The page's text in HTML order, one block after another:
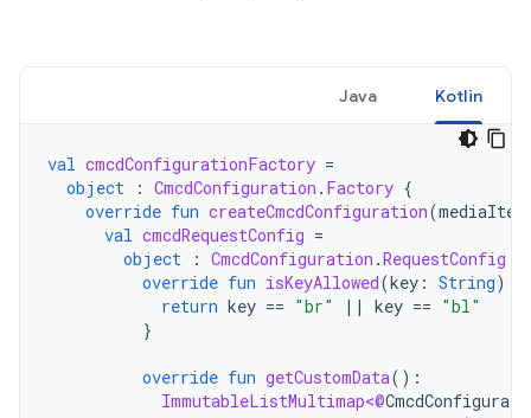
Kotlin
Java
val cmcdConfigurationFactory =
object
: CmcdConfiguration . Factory {
override fun createCmcdConfiguration(mediaItem
val cmcdRequestConfig =
object
: CmcdConfiguration .RequestConfig
override fun isKeyAllowed(key : String):
return key == "br" || key == "bl"
}
override fun getCustomData():
ImmutableListMultimap<@